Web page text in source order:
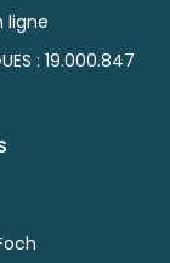
ligne
: 19.000.847